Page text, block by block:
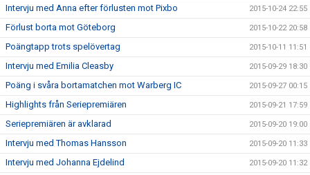
Intervju med Anna efter förlusten mot Pixbo 2015-10-24 22:55
Förlust borta mot Göteborg 2015-10-22 20:58
Poängtapp trots spelövertag 2015-10-11 11:51
Intervju med Emilia Cleasby 2015-09-29 18:30
Poäng i svåra bortamatchen mot Warberg IC 2015-09-27 00:15
Highlights från Seriepremiären 2015-09-21 17:59
Seriepremiären är avklarad 2015-09-20 19:00
Intervju med Thomas Hansson 2015-09-20 11:33
Intervju med Johanna Ejdelind 2015-09-20 11:32